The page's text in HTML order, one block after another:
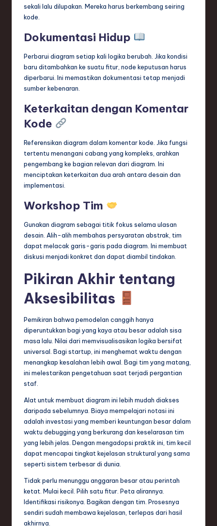
sekali lalu dilupakan. Mereka harus berkembang seiring
kode.
Dokumentasi Hidup
Perbarui diagram setiap kali logika berubah. Jika kondisi
baru ditambahkan ke suatu fitur, node keputusan harus
diperbarui. Ini memastikan dokumentasi tetap menjadi
sumber kebenaran.
Keterkaitan dengan Komentar
Kode
Referensikan diagram dalam komentar kode. Jika fungsi
tertentu menangani cabang yang kompleks, arahkan
pengembang ke bagian relevan dari diagram. Ini
menciptakan keterkaitan dua arah antara desain dan
implementasi.
Workshop Tim
Gunakan diagram sebagai titik fokus selama ulasan
desain. Alih-alih membahas persyaratan abstrak, tim
dapat melacak garis-garis pada diagram. Ini membuat
diskusi menjadi konkret dan dapat diambil tindakan.
Pikiran Akhir tentang
Aksesibilitas
Pemikiran bahwa pemodelan canggih hanya
diperuntukkan bagi yang kaya atau besar adalah sisa
masa lalu. Nilai dari memvisualisasikan logika bersifat
universal. Bagi startup, ini menghemat waktu dengan
menangkap kesalahan lebih awal. Bagi tim yang matang,
ini melestarikan pengetahuan saat terjadi pergantian
staf.
Alat untuk membuat diagram ini lebih mudah diakses
daripada sebelumnya. Biaya mempelajari notasi ini
adalah investasi yang memberi keuntungan besar dalam
waktu debugging yang berkurang dan keselarasan tim
yang lebih jelas. Dengan mengadopsi praktik ini, tim kecil
dapat mencapai tingkat kejelasan struktural yang sama
seperti sistem terbesar di dunia.
Tidak perlu menunggu anggaran besar atau perintah
ketat. Mulai kecil. Pilih satu fitur. Peta alirannya.
Identifikasi risikonya. Bagikan dengan tim. Prosesnya
sendiri sudah membawa kejelasan, terlepas dari hasil
akhirnya.